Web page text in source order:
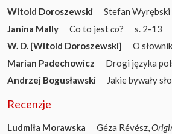
Witold Doroszewski Stefan Wyrębski
Janina Mally
Co to jestco?
s. 2-13
W. D. [Witold Doroszewski]
O
Marian Padechowicz
Drogi języka
Andrzej Bogusławski
Jakie bywały
Recenzje
Ludmiła Morawska Géza Révész,